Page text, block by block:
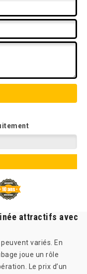
attractifs avec
variés. En
joue un rôle
Le prix d’un